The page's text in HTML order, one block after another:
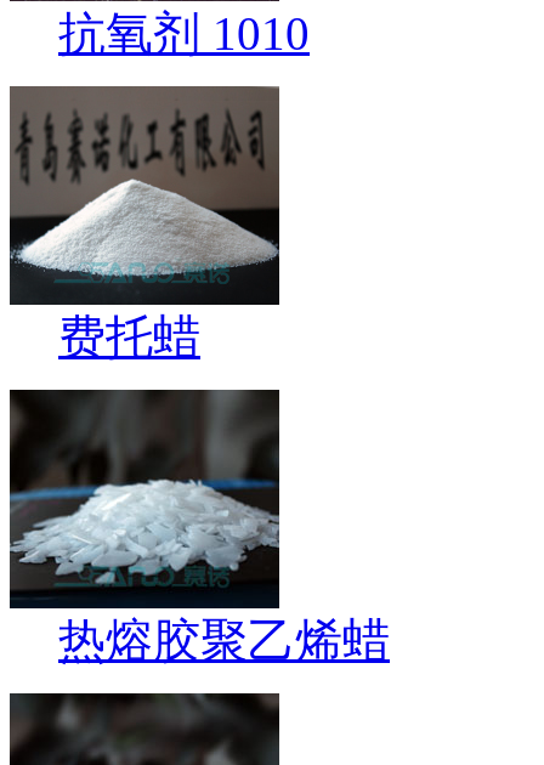
抗氧剂 1010
费托蜡
热熔胶聚乙烯蜡